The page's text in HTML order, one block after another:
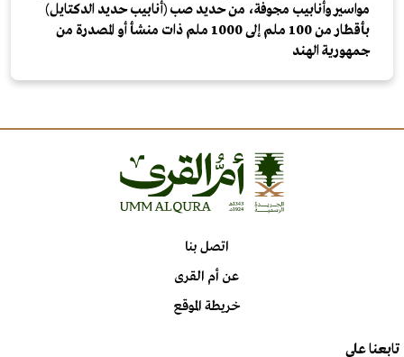
مواسير وأنابيب مجوفة، من حديد صب (أنابيب حديد الدكتايل)
بأقطار من 100 ملم إلى 1000 ملم ذات منشأ أو المصدرة من
جمهورية الهند
اتصل بنا
عن أم القرى
خريطة الموقع
تابعنا على